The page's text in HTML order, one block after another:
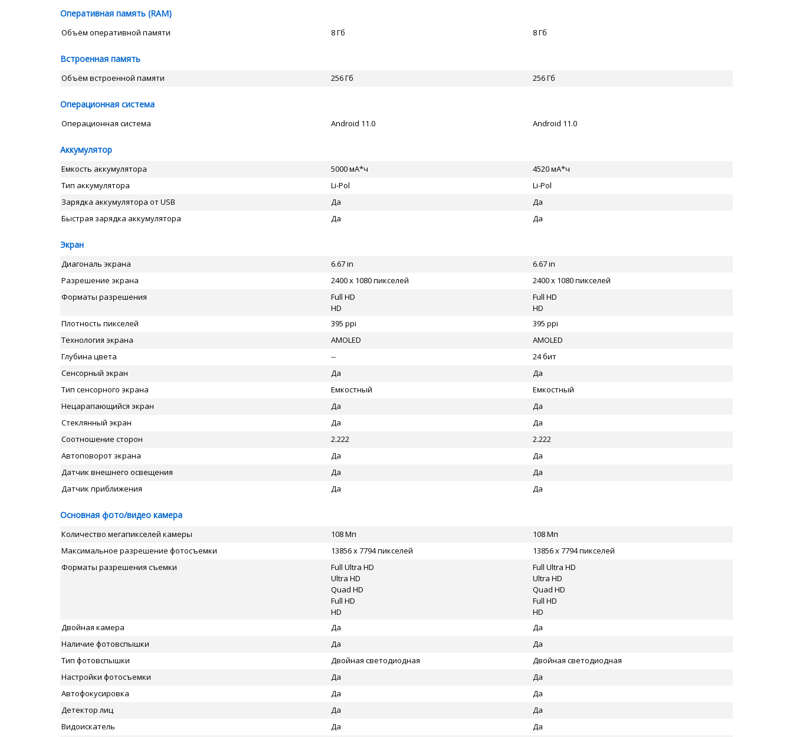
Оперативная память (RAM)
Объём оперативной памяти 8 Гб 8 Гб
Встроенная память
Объём встроенной памяти 256 Гб 256 Гб
Операционная система
Операционная система Android 11.0 Android 11.0
Аккумулятор
Емкость аккумулятора 5000 мА*ч
4520 мА*ч
Тип аккумулятора
Li-Pol
Li-Pol
Зарядка аккумулятора от USB
Да
Да
Быстрая зарядка аккумулятора
Да Да
Экран
Диагональ экрана 6.67 in
6.67 in
Разрешение экрана
2400 x 1080 пикселей
2400 x 1080 пикселей
Форматы разрешения
Full HD
HD
Full HD
HD
Плотность пикселей
395 ppi
395 ppi
Технология экрана
AMOLED
AMOLED
Глубина цвета
--
24 бит
Сенсорный экран
Да
Да
Тип сенсорного экрана
Емкостный
Емкостный
Нецарапающийся экран
Да
Да
Стеклянный экран
Да
Да
Соотношение сторон
2.222
2.222
Автоповорот экрана
Да
Да
Датчик внешнего освещения
Да
Да
Датчик приближения
Да Да
Основная фото/видео камера
Количество мегапикселей камеры 108 Мп
108 Мп
Максимальное разрешение фотосъемки
13856 x 7794 пикселей
13856 x 7794 пикселей
Форматы разрешения съемки
Full Ultra HD
Ultra HD
Quad HD
Full HD
HD
Full Ultra HD
Ultra HD
Quad HD
Full HD
HD
Двойная камера
Да
Да
Наличие фотовспышки
Да
Да
Тип фотовспышки
Двойная светодиодная
Двойная светодиодная
Настройки фотосъемки
Да
Да
Автофокусировка
Да
Да
Детектор лиц
Да
Да
Видоискатель
Да
Да